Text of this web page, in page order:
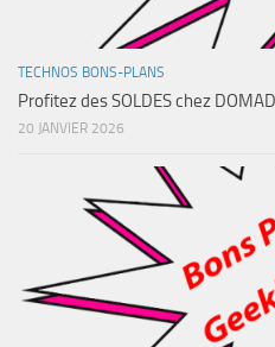
TECHNOS BONS-PLANS
Profitez des SOLDES chez
20 JANVIER 2026